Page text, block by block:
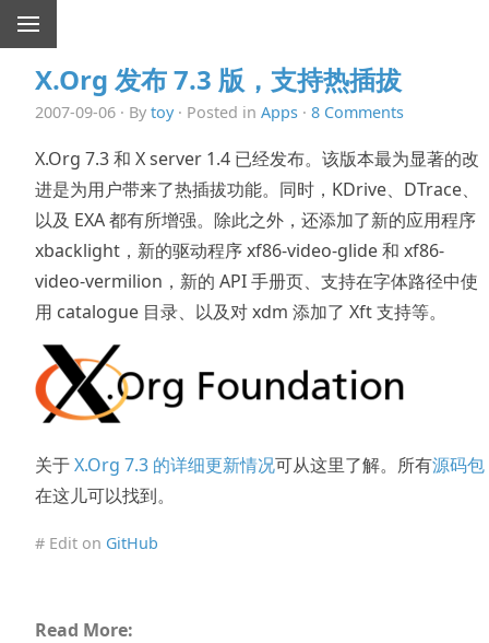
X.Org 发布 7.3 版，支持热插拔
2007-09-06 · By toy· Posted in Apps · 8 Comments
X.Org 7.3 和 X server 1.4 已经发布。该版本最为显著的改
进是为用户带来了热插拔功能。同时，KDrive、DTrace、
以及 EXA 都有所增强。除此之外，还添加了新的应用程序
xbacklight，新的驱动程序 xf86-video-glide 和 xf86-
video-vermilion，新的 API 手册页、支持在字体路径中使
用 catalogue 目录、以及对 xdm 添加了 Xft 支持等。
关于X.Org 7.3 的详细更新情况可从这里了解。所有源码包
在这儿可以找到。
# Edit on GitHub
Read More: